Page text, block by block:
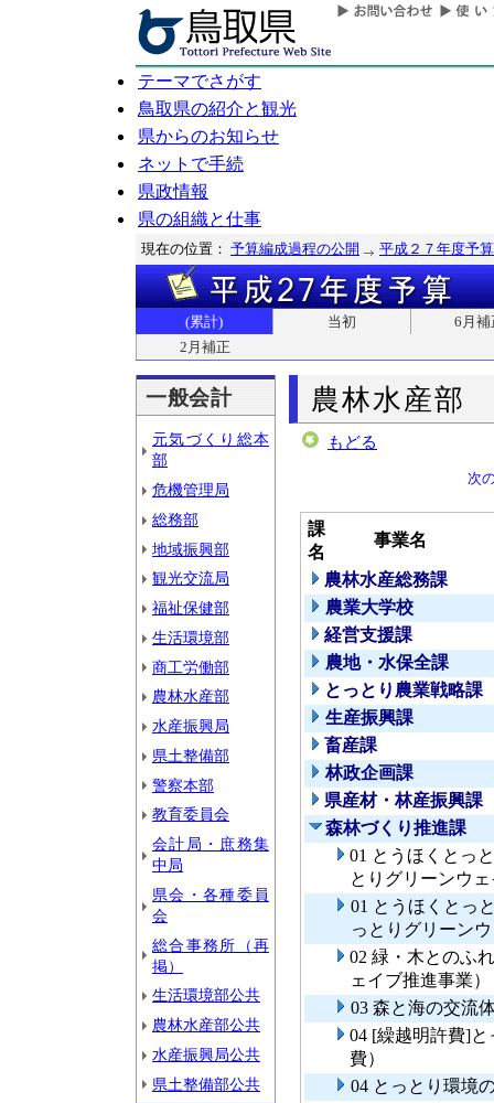
テーマでさがす
鳥取県の紹介と観光
県からのお知らせ
ネットで手続
県政情報
県の組織と仕事
現在の位置： 予算編成過程の公開 平成２７年度予算
(累計) 当初
6月補
2月補正
一般会計
元気づくり総本
部
危機管理局
総務部
地域振興部
観光交流局
福祉保健部
生活環境部
商工労働部
農林水産部
水産振興局
県土整備部
警察本部
教育委員会
会計局・庶務集
中局
県会・各種委員
会
総合事務所（再
掲）
生活環境部公共
農林水産部公共
水産振興局公共
県土整備部公共
農林水産部
もどる
次
課
名
事業名
農林水産総務課
農業大学校
経営支援課
農地・水保全課
とっとり農業戦略課
生産振興課
畜産課
林政企画課
県産材・林産振興課
森林づくり推進課
01 とうほくとっ
とりグリーンウ
01 とうほくとっ
っとりグリーン
02 緑・木とのふ
ェイブ推進事業）
03 森と海の交流
04 [繰越明許費]
費）
04 とっとり環境